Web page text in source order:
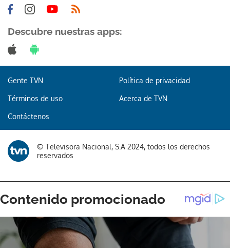
Gracias por suscribirte a nuestro boletín.
ACEPTAR
Descubre nuestras apps:
Gente TVN Política de privacidad
Términos de uso Acerca de TVN
Contáctenos
© Televisora Nacional, S.A 2024, todos los derechos
reservados